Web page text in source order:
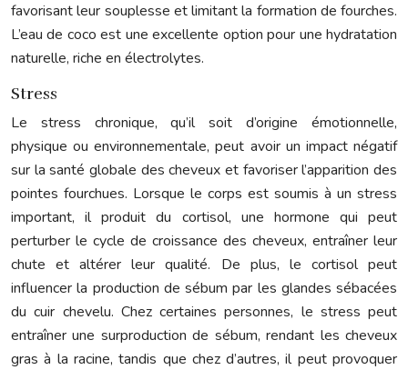
favorisant leur souplesse et limitant la formation de fourches.
L’eau de coco est une excellente option pour une hydratation
naturelle, riche en électrolytes.
Stress
Le stress chronique, qu’il soit d’origine émotionnelle,
physique ou environnementale, peut avoir un impact négatif
sur la santé globale des cheveux et favoriser l’apparition des
pointes fourchues. Lorsque le corps est soumis à un stress
important, il produit du cortisol, une hormone qui peut
perturber le cycle de croissance des cheveux, entraîner leur
chute et altérer leur qualité. De plus, le cortisol peut
influencer la production de sébum par les glandes sébacées
du cuir chevelu. Chez certaines personnes, le stress peut
entraîner une surproduction de sébum, rendant les cheveux
gras à la racine, tandis que chez d’autres, il peut provoquer